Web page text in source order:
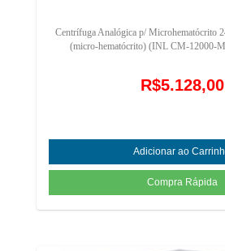
Centrífuga Analógica p/ Microhematócrito
(micro-hematócrito) (INL CM-12000-
R$5.128,00